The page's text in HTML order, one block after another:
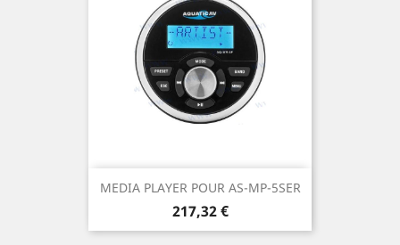
MEDIA PLAYER POUR AS-MP-5SER
Prix
217,32 €